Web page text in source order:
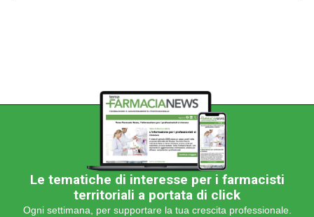
Le tematiche di interesse per i farmacisti
territoriali a portata di click
Ogni settimana, per supportare la tua crescita professionale.